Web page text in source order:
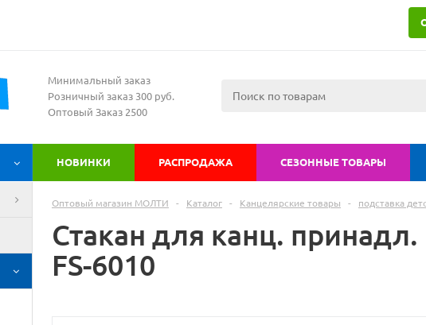
Минимальный заказ
Розничный заказ 300 руб.
Оптовый Заказ 2500
НОВИНКИ РАСПРОДАЖА СЕЗОННЫЕ ТОВАРЫ
Оптовый магазин МОЛТИ - Каталог - Канцелярские товары - подставка
Стакан для канц. принадл.
FS-6010